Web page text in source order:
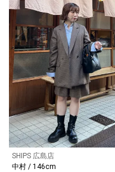
SHIPS 広島店
中村 / 146cm